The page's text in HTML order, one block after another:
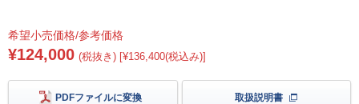
希望小売価格/参考価格
¥124,000 (税抜き) [¥136,400(税込み)]
PDFファイルに変換 取扱説明書